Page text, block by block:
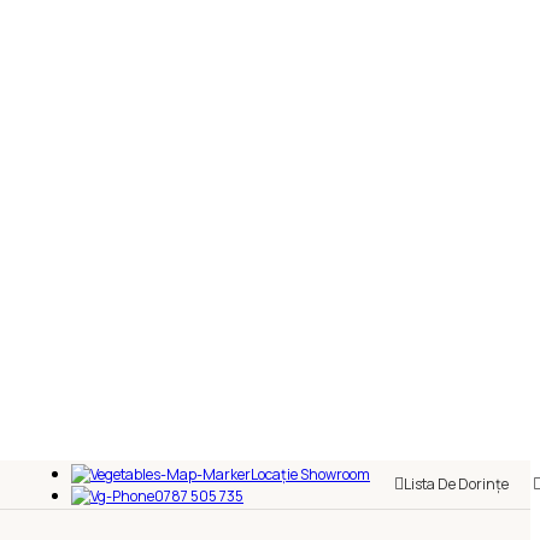
Locație Showroom
0787 505 735
Lista De Dorințe